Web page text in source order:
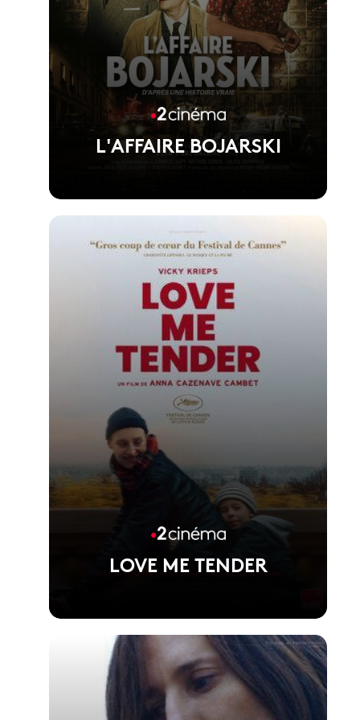
L'AFFAIRE BOJARSKI
Voir la fiche du film
LOVE ME TENDER
Voir la fiche du film